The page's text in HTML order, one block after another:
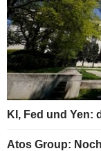
KI, Fed und Yen:
Atos Group: